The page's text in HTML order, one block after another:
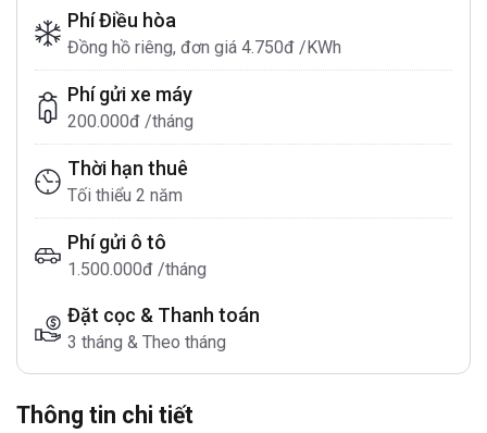
Phí Điều hòa
Đồng hồ riêng, đơn giá 4.750đ /KWh
Phí gửi xe máy
200.000đ /tháng
Thời hạn thuê
Tối thiểu 2 năm
Phí gửi ô tô
1.500.000đ /tháng
Đặt cọc & Thanh toán
3 tháng & Theo tháng
Thông tin chi tiết